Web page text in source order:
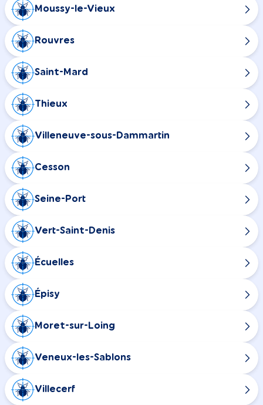
Moussy-le-Vieux
Rouvres
Saint-Mard
Thieux
Villeneuve-sous-Dammartin
Cesson
Seine-Port
Vert-Saint-Denis
Écuelles
Épisy
Moret-sur-Loing
Veneux-les-Sablons
Villecerf